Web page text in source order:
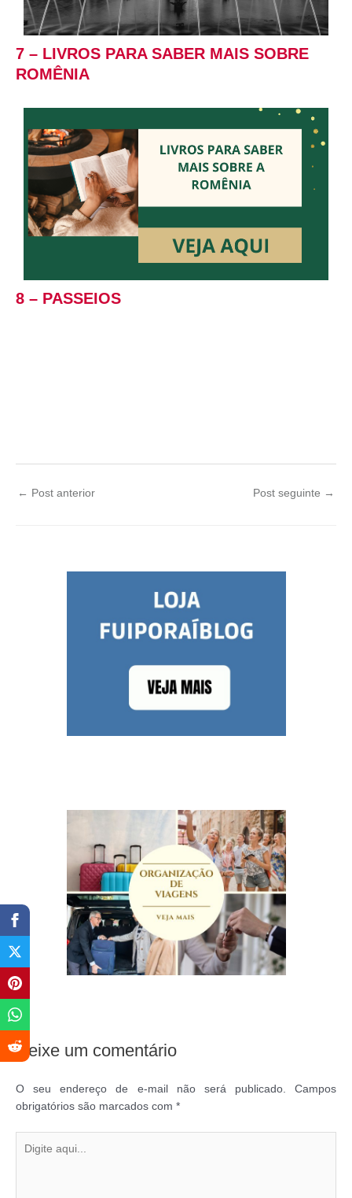
7 – LIVROS PARA SABER MAIS SOBRE
ROMÊNIA
8 – PASSEIOS
← Post anterior Post seguinte →
Deixe um comentário
O seu endereço de e-mail não será publicado.
Campos
obrigatórios são marcados com *
aqui...